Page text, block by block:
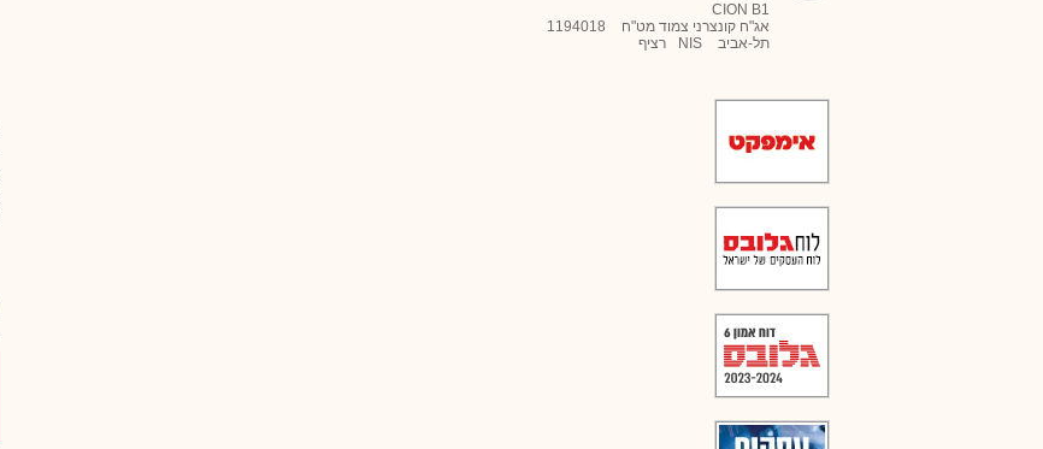
CION B1
אג"ח קונצרני צמוד מט"ח
1194018
תל-אביב
NIS רציף